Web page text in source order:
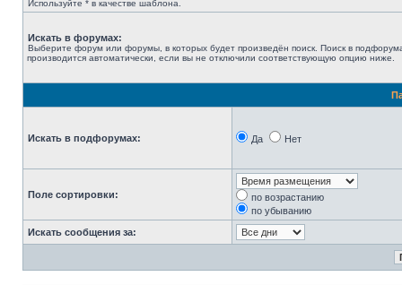
Используйте * в качестве шаблона.
Искать в форумах:
Выберите форум или форумы, в которых будет произведён поиск. Поиск в
производится автоматически, если вы не отключили соответствующую опцию ниже.
Искать в подфорумах: Да Нет
Поле сортировки:
по возрастанию
по убыванию
Искать сообщения за: